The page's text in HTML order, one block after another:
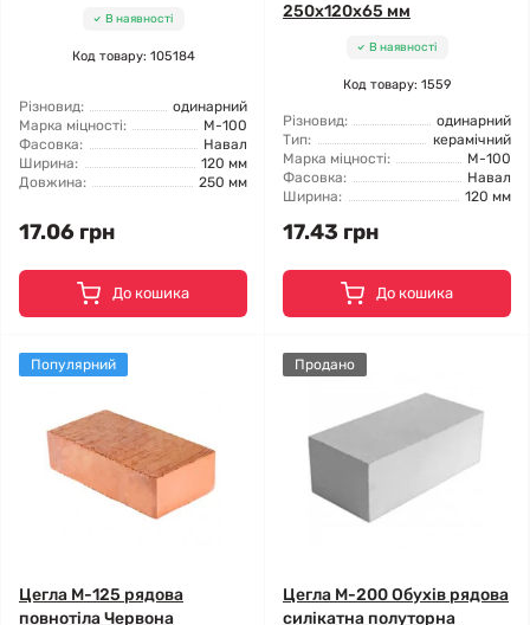
В наявності
Код товару: 105184
Різновид:
одинарний
Марка міцності:
М-100
Фасовка:
Навал
Ширина:
120 мм
Довжина:
250 мм
17.06 грн
До кошика
250х120х65 мм
В наявності
Код товару: 1559
Різновид:
одинарний
Тип:
керамічний
Марка міцності:
М-100
Фасовка:
Навал
Ширина:
120 мм
17.43 грн
До кошика
Популярний
Цегла М-125 рядова
повнотіла Червона
Продано
Цегла М-200 Обухів рядова
силікатна полуторна